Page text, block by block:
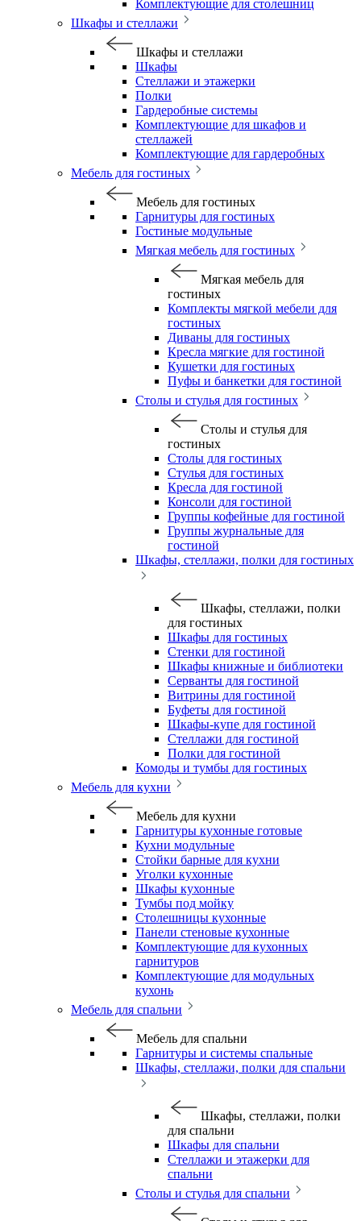
Комплектующие для столешниц
Шкафы и стеллажи
Шкафы и стеллажи
Шкафы
Стеллажи и этажерки
Полки
Гардеробные системы
Комплектующие для шкафов и
стеллажей
Комплектующие для гардеробных
Мебель для гостиных
Мебель для гостиных
Гарнитуры для гостиных
Гостиные модульные
Мягкая мебель для гостиных
Мягкая мебель для
гостиных
Комплекты мягкой мебели для
гостиных
Диваны для гостиных
Кресла мягкие для гостиной
Кушетки для гостиных
Пуфы и банкетки для гостиной
Столы и стулья для гостиных
Столы и стулья для
гостиных
Столы для гостиных
Стулья для гостиных
Кресла для гостиной
Консоли для гостиной
Группы кофейные для гостиной
Группы журнальные для
гостиной
Шкафы, стеллажи, полки для гостиных
Шкафы, стеллажи, полки
для гостиных
Шкафы для гостиных
Стенки для гостиной
Шкафы книжные и библиотеки
Серванты для гостиной
Витрины для гостиной
Буфеты для гостиной
Шкафы-купе для гостиной
Стеллажи для гостиной
Полки для гостиной
Комоды и тумбы для гостиных
Мебель для кухни
Мебель для кухни
Гарнитуры кухонные готовые
Кухни модульные
Стойки барные для кухни
Уголки кухонные
Шкафы кухонные
Тумбы под мойку
Столешницы кухонные
Панели стеновые кухонные
Комплектующие для кухонных
гарнитуров
Комплектующие для модульных
кухонь
Мебель для спальни
Мебель для спальни
Гарнитуры и системы спальные
Шкафы, стеллажи, полки для спальни
Шкафы, стеллажи, полки
для спальни
Шкафы для спальни
Стеллажи и этажерки для
спальни
Столы и стулья для спальни